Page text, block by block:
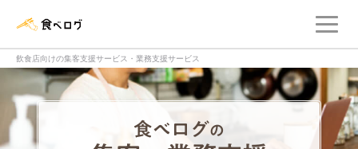
飲食店向けの集客支援サービス・業務支援サービス
食べログの集客